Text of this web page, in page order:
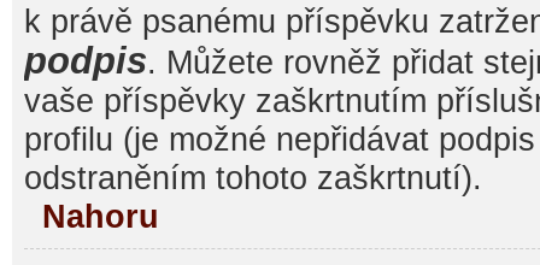
k právě psanému příspěvku
podpis. Můžete rovněž přidat
vaše příspěvky zaškrtnutím
profilu (je možné nepřidávat
odstraněním tohoto zaškrtnutí).
Nahoru